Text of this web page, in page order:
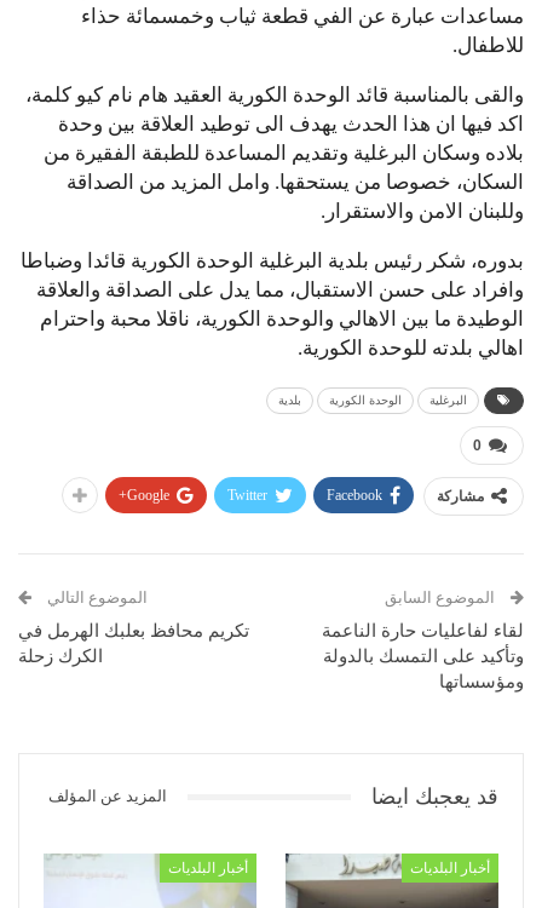
مساعدات عبارة عن الفي قطعة ثياب وخمسمائة حذاء
للاطفال.
والقى بالمناسبة قائد الوحدة الكورية العقيد هام نام كيو كلمة،
اكد فيها ان هذا الحدث يهدف الى توطيد العلاقة بين وحدة
بلاده وسكان البرغلية وتقديم المساعدة للطبقة الفقيرة من
السكان، خصوصا من يستحقها. وامل المزيد من الصداقة
وللبنان الامن والاستقرار.
بدوره، شكر رئيس بلدية البرغلية الوحدة الكورية قائدا وضباطا
وافراد على حسن الاستقبال، مما يدل على الصداقة والعلاقة
الوطيدة ما بين الاهالي والوحدة الكورية، ناقلا محبة واحترام
اهالي بلدته للوحدة الكورية.
البرغلية الوحدة الكورية بلدية
0
مشاركة Facebook
Twitter
Google+
الموضوع السابق
لقاء لفاعليات حارة الناعمة
وتأكيد على التمسك بالدولة
ومؤسساتها
الموضوع التالي
تكريم محافظ بعلبك الهرمل في
الكرك زحلة
قد يعجبك ايضا المزيد عن المؤلف
أخبار البلديات أخبار البلديات